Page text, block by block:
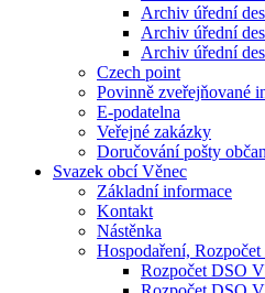
Archiv úřední
Archiv úřední
Archiv úřední
Czech point
Povinně zveřejňované
E-podatelna
Veřejné zakázky
Doručování pošty
Svazek obcí Věnec
Základní informace
Kontakt
Nástěnka
Hospodaření,
Rozpočet DSO